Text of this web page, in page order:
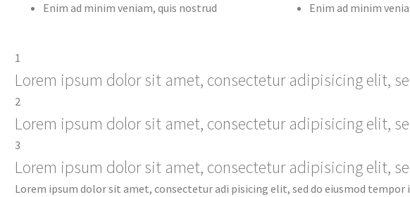
Enim ad minim veniam, quis nostrud
Enim ad minim
1
Lorem ipsum dolor sit amet, consectetur adipisicing elit,
2
Lorem ipsum dolor sit amet, consectetur adipisicing elit,
3
Lorem ipsum dolor sit amet, consectetur adipisicing elit,
Lorem ipsum dolor sit amet, consectetur adi pisicing elit, sed do eiusmod